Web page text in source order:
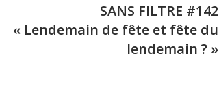
SANS FILTRE #142
« Lendemain de fête et fête du
lendemain ? »